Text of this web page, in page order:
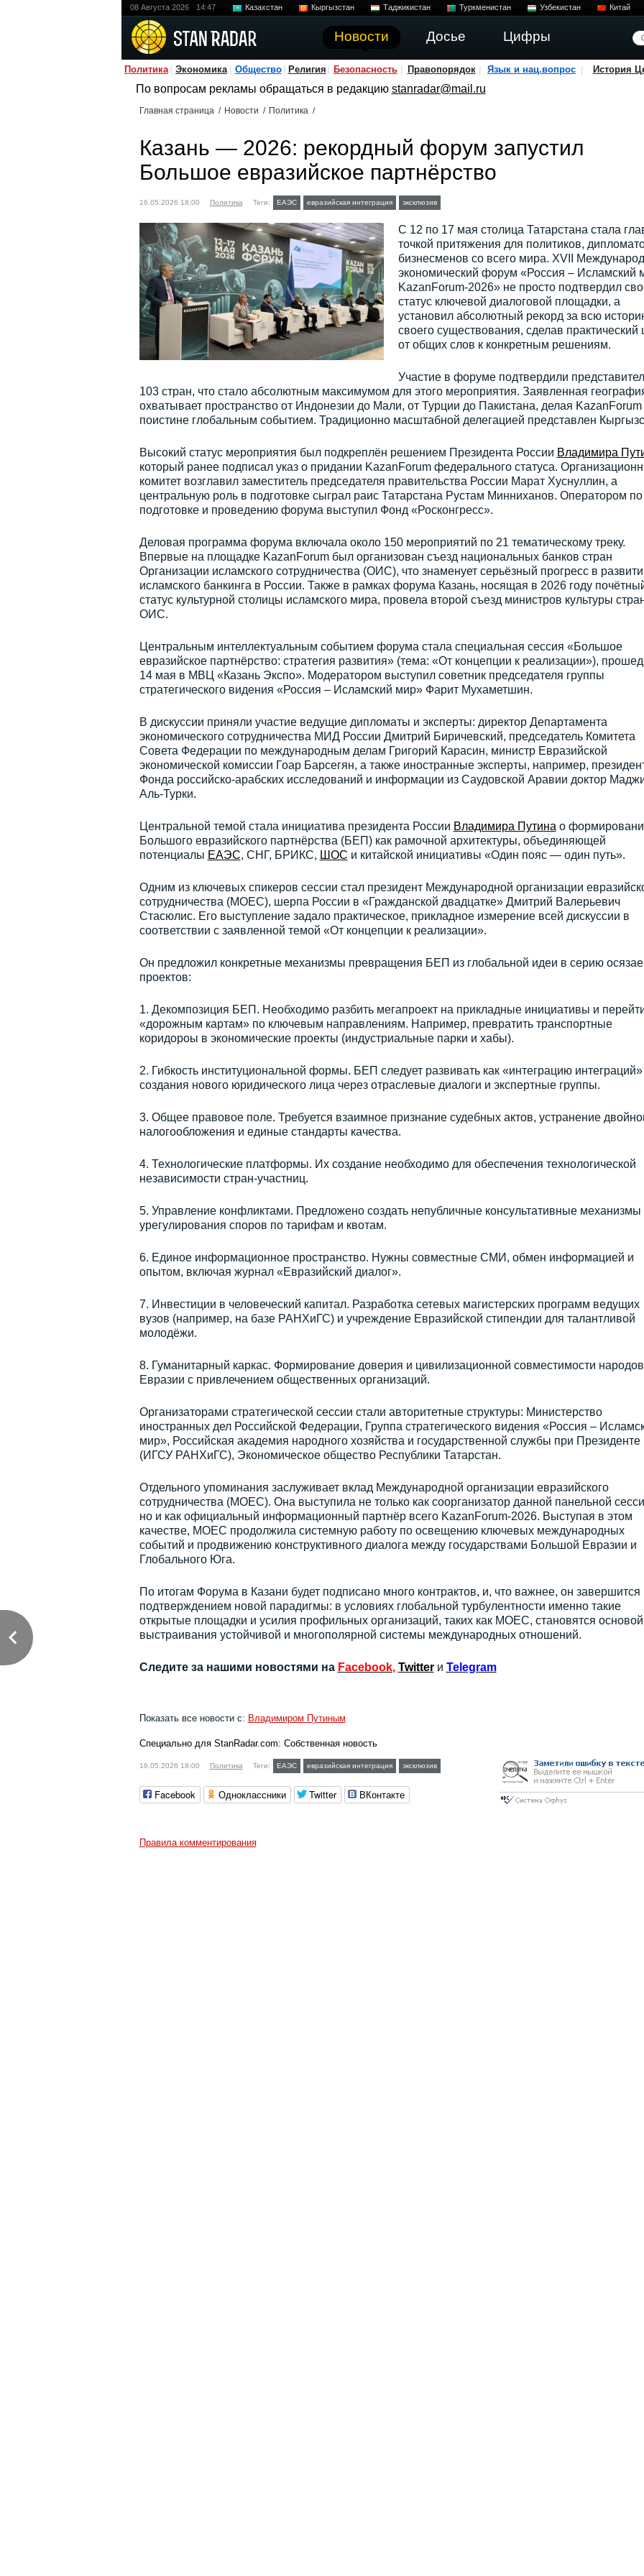
08 Августа 2026 14:47 Казахстан Кыргызстан Таджикистан Туркменистан Узбекистан Китай
Новости Досье Цифры
Политика Экономика Общество Религия Безопасность Правопорядок Язык и нац.вопрос История
По вопросам рекламы обращаться в редакцию stanradar@mail.ru
Главная страница / Новости / Политика /
Казань — 2026: рекордный форум запустил
Большое евразийское партнёрство
16.05.2026 18:00 Политика Теги: ЕАЭС евразийская интеграция эксклюзив
С 12 по 17 мая столица Татарстана стала
точкой притяжения для политиков,
бизнесменов со всего мира. XVII
экономический форум «Россия – Исламский
KazanForum-2026» не просто подтвердил
статус ключевой диалоговой площадки, а
установил абсолютный рекорд за всю
своего существования, сделав практический
от общих слов к конкретным решениям.
Участие в форуме подтвердили
103 стран, что стало абсолютным максимумом для этого мероприятия. Заявленная
охватывает пространство от Индонезии до Мали, от Турции до Пакистана, делая KazanForum
поистине глобальным событием. Традиционно масштабной делегацией представлен
Высокий статус мероприятия был подкреплён решением Президента России Владимира
который ранее подписал указ о придании KazanForum федерального статуса.
комитет возглавил заместитель председателя правительства России Марат Хуснуллин, а
центральную роль в подготовке сыграл раис Татарстана Рустам Минниханов. Оператором по
подготовке и проведению форума выступил Фонд «Росконгресс».
Деловая программа форума включала около 150 мероприятий по 21 тематическому треку.
Впервые на площадке KazanForum был организован съезд национальных банков стран
Организации исламского сотрудничества (ОИС), что знаменует серьёзный прогресс в
исламского банкинга в России. Также в рамках форума Казань, носящая в 2026 году
статус культурной столицы исламского мира, провела второй съезд министров культуры
ОИС.
Центральным интеллектуальным событием форума стала специальная сессия «Большое
евразийское партнёрство: стратегия развития» (тема: «От концепции к реализации»),
14 мая в МВЦ «Казань Экспо». Модератором выступил советник председателя группы
стратегического видения «Россия – Исламский мир» Фарит Мухаметшин.
В дискуссии приняли участие ведущие дипломаты и эксперты: директор Департамента
экономического сотрудничества МИД России Дмитрий Биричевский, председатель Комитета
Совета Федерации по международным делам Григорий Карасин, министр Евразийской
экономической комиссии Гоар Барсегян, а также иностранные эксперты, например,
Фонда российско-арабских исследований и информации из Саудовской Аравии доктор
Аль-Турки.
Центральной темой стала инициатива президента России Владимира Путина о
Большого евразийского партнёрства (БЕП) как рамочной архитектуры, объединяющей
потенциалы ЕАЭС, СНГ, БРИКС, ШОС и китайской инициативы «Один пояс — один путь».
Одним из ключевых спикеров сессии стал президент Международной организации
сотрудничества (МОЕС), шерпа России в «Гражданской двадцатке» Дмитрий Валерьевич
Стасюлис. Его выступление задало практическое, прикладное измерение всей дискуссии в
соответствии с заявленной темой «От концепции к реализации».
Он предложил конкретные механизмы превращения БЕП из глобальной идеи в серию
проектов:
1. Декомпозиция БЕП. Необходимо разбить мегапроект на прикладные инициативы и
«дорожным картам» по ключевым направлениям. Например, превратить транспортные
коридороы в экономические проекты (индустриальные парки и хабы).
2. Гибкость институциональной формы. БЕП следует развивать как «интеграцию интеграций»
создания нового юридического лица через отраслевые диалоги и экспертные группы.
3. Общее правовое поле. Требуется взаимное признание судебных актов, устранение
налогообложения и единые стандарты качества.
4. Технологические платформы. Их создание необходимо для обеспечения технологической
независимости стран-участниц.
5. Управление конфликтами. Предложено создать непубличные консультативные механизмы
урегулирования споров по тарифам и квотам.
6. Единое информационное пространство. Нужны совместные СМИ, обмен информацией и
опытом, включая журнал «Евразийский диалог».
7. Инвестиции в человеческий капитал. Разработка сетевых магистерских программ ведущих
вузов (например, на базе РАНХиГС) и учреждение Евразийской стипендии для талантливой
молодёжи.
8. Гуманитарный каркас. Формирование доверия и цивилизационной совместимости народов
Евразии с привлечением общественных организаций.
Организаторами стратегической сессии стали авторитетные структуры: Министерство
иностранных дел Российской Федерации, Группа стратегического видения «Россия –
мир», Российская академия народного хозяйства и государственной службы при
(ИГСУ РАНХиГС), Экономическое общество Республики Татарстан.
Отдельного упоминания заслуживает вклад Международной организации евразийского
сотрудничества (МОЕС). Она выступила не только как соорганизатор данной панельной
но и как официальный информационный партнёр всего KazanForum-2026. Выступая в этом
качестве, МОЕС продолжила системную работу по освещению ключевых международных
событий и продвижению конструктивного диалога между государствами Большой Евразии и
Глобального Юга.
По итогам Форума в Казани будет подписано много контрактов, и, что важнее, он завершится
подтверждением новой парадигмы: в условиях глобальной турбулентности именно такие
открытые площадки и усилия профильных организаций, таких как МОЕС, становятся
выстраивания устойчивой и многополярной системы международных отношений.
Следите за нашими новостями на Facebook, Twitter и Telegram
Показать все новости с: Владимиром Путиным
Специально для StanRadar.com: Собственная новость
16.05.2026 18:00 Политика Теги: ЕАЭС евразийская интеграция эксклюзив
Facebook Одноклассники Twitter ВКонтакте
Правила комментирования